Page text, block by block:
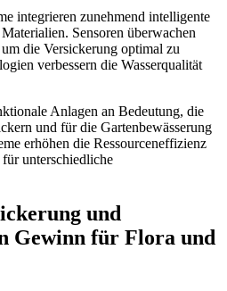
integrieren zunehmend intelligente
Sensoren überwachen
die Versickerung optimal zu
verbessern die Wasserqualität
Anlagen an Bedeutung, die
und für die Gartenbewässerung
erhöhen die Ressourceneffizienz
unterschiedliche
und
Gewinn für Flora und